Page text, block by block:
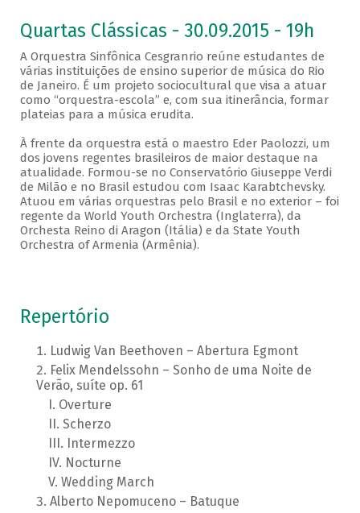
Quartas Clássicas - 30.09.2015 - 19h
A Orquestra Sinfônica Cesgranrio reúne estudantes de
várias instituições de ensino superior de música do Rio
de Janeiro. É um projeto sociocultural que visa a atuar
como “orquestra-escola” e, com sua itinerância, formar
plateias para a música erudita.
À frente da orquestra está o maestro Eder Paolozzi, um
dos jovens regentes brasileiros de maior destaque na
atualidade. Formou-se no Conservatório Giuseppe Verdi
de Milão e no Brasil estudou com Isaac Karabtchevsky.
Atuou em várias orquestras pelo Brasil e no exterior – foi
regente da World Youth Orchestra (Inglaterra), da
Orchesta Reino di Aragon (Itália) e da State Youth
Orchestra of Armenia (Armênia).
Repertório
Ludwig Van Beethoven – Abertura Egmont
Felix Mendelssohn – Sonho de uma Noite de
Verão, suíte op. 61
Overture
Scherzo
Intermezzo
Nocturne
Wedding March
Alberto Nepomuceno – Batuque